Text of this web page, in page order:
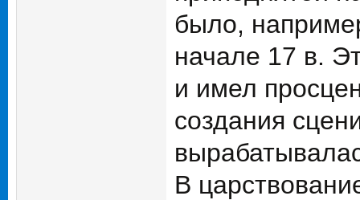
было,
начале 17 в.
и имел
создания
В